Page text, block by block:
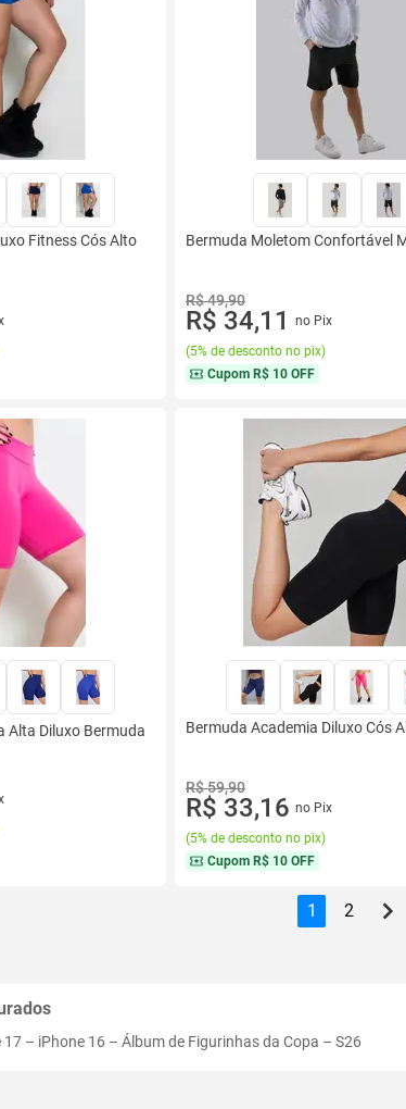
Fitness Cós Alto
Bermuda Moletom Confortável
R$ 49,90
R$ 34,11
no Pix
(5% de desconto no pix)
Cupom R$ 10 OFF
Alta Diluxo Bermuda
Bermuda Academia Diluxo Cós
R$ 59,90
R$ 33,16 no Pix
(5% de desconto no pix)
Cupom R$ 10 OFF
1 2
17 – iPhone 16 – Álbum de Figurinhas da Copa – S26